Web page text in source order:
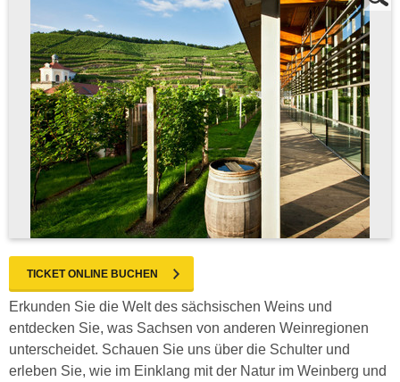
TICKET ONLINE BUCHEN
Erkunden Sie die Welt des sächsischen Weins und
entdecken Sie, was Sachsen von anderen Weinregionen
unterscheidet. Schauen Sie uns über die Schulter und
erleben Sie, wie im Einklang mit der Natur im Weinberg und